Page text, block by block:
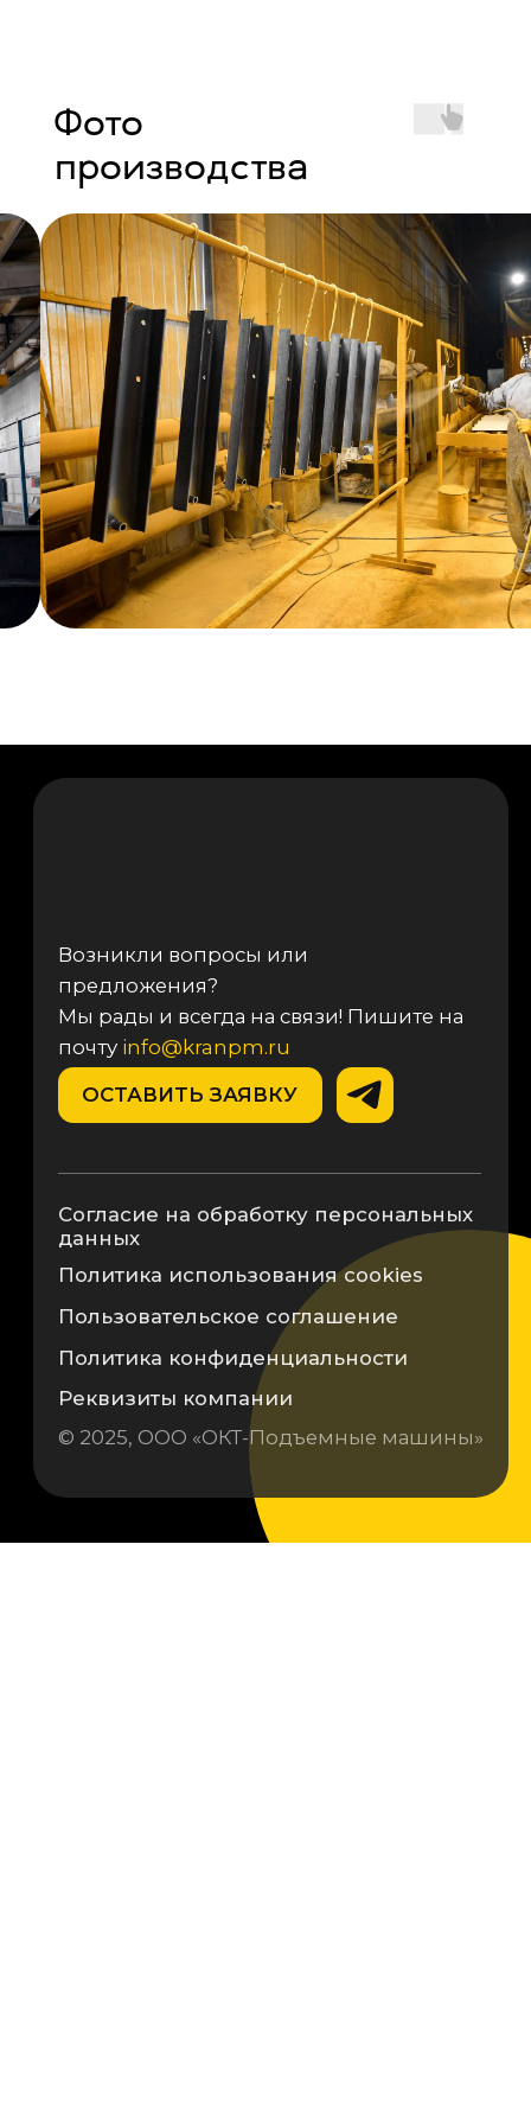
Фото
производства
© 2025, ООО «ОКТ-Подъемные машины»
Политика конфиденциальности
Политика использования cookies
Пользовательское соглашение
Согласие на обработку персональных
данных
Реквизиты компании
ОСТАВИТЬ ЗАЯВКУ
Возникли вопросы или
предложения?
Мы рады и всегда на связи! Пишите на
почту
info@kranpm.ru